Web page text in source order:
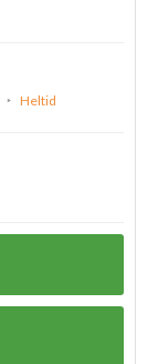
Heltid